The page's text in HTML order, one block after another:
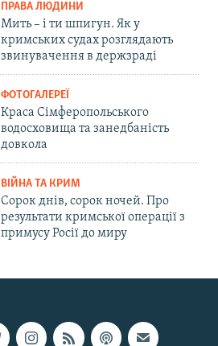
ПРАВА ЛЮДИНИ
Мить – і ти шпигун. Як у
кримських судах розглядають
звинувачення в держзраді
ФОТОГАЛЕРЕЇ
Краса Сімферопольського
водосховища та занедбаність
довкола
ВІЙНА ТА КРИМ
Сорок днів, сорок ночей. Про
результати кримської операції з
примусу Росії до миру